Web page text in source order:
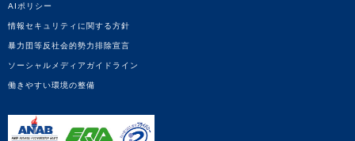
AIポリシー
情報セキュリティに関する方針
暴力団等反社会的勢力排除宣言
ソーシャルメディアガイドライン
働きやすい環境の整備